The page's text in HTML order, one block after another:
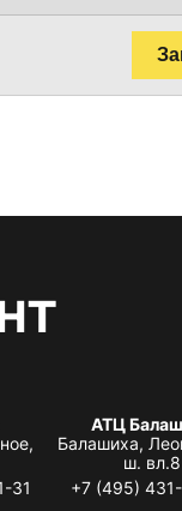
31
АТЦ
Балашиха,
ш. вл.8
+7 (495)